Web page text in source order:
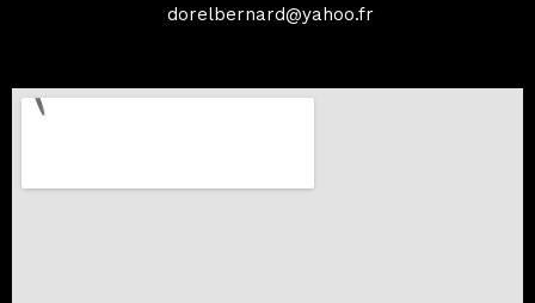
dorelbernard@yahoo.fr